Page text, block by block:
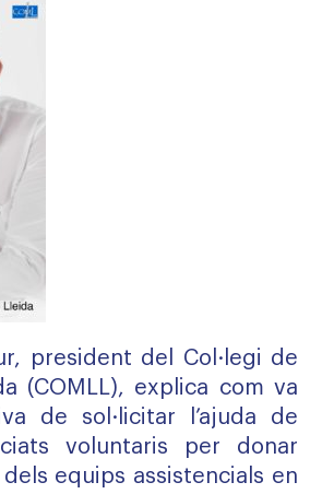
president del Col·legi de
(COMLL), explica com va
de sol·licitar l’ajuda de
voluntaris per donar
equips assistencials en